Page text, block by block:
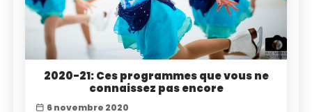
2020-21: Ces programmes que vous ne
connaissez pas encore
6 novembre 2020